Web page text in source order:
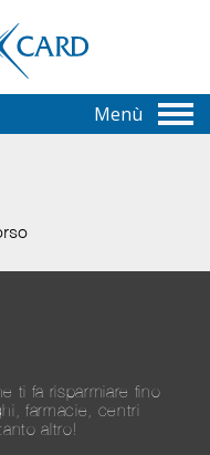
Menù
ti fa risparmiare fino
farmacie, centri
altro!